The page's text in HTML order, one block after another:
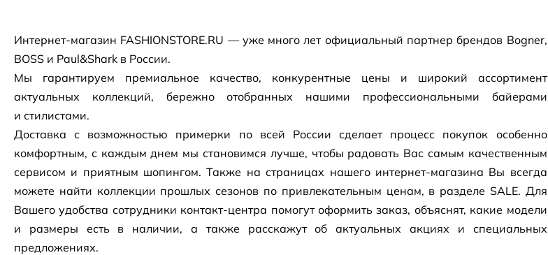
Интернет-магазин FASHIONSTORE.RU — уже много лет официальный партнер брендов Bogner,
BOSS и Paul&Shark в России.
Мы гарантируем премиальное качество, конкурентные цены и широкий ассортимент
актуальных коллекций, бережно отобранных нашими профессиональными байерами
и стилистами.
Доставка с возможностью примерки по всей России сделает процесс покупок особенно
комфортным, с каждым днем мы становимся лучше, чтобы радовать Вас самым качественным
сервисом и приятным шопингом. Также на страницах нашего интернет-магазина Вы всегда
можете найти коллекции прошлых сезонов по привлекательным ценам, в разделе SALE. Для
Вашего удобства сотрудники контакт-центра помогут оформить заказ, объяснят, какие модели
и размеры есть в наличии, а также расскажут об актуальных акциях и специальных
предложениях.